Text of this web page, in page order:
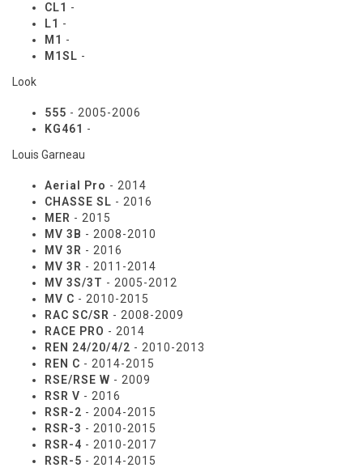
CL1 -
L1 -
M1 -
M1SL -
Look
555 - 2005-2006
KG461 -
Louis Garneau
Aerial Pro - 2014
CHASSE SL - 2016
MER - 2015
MV 3B - 2008-2010
MV 3R - 2016
MV 3R - 2011-2014
MV 3S/3T - 2005-2012
MV C - 2010-2015
RAC SC/SR - 2008-2009
RACE PRO - 2014
REN 24/20/4/2 - 2010-2013
REN C - 2014-2015
RSE/RSE W - 2009
RSR V - 2016
RSR-2 - 2004-2015
RSR-3 - 2010-2015
RSR-4 - 2010-2017
RSR-5 - 2014-2015